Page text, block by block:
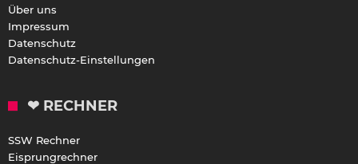
Über uns
Impressum
Datenschutz
Datenschutz-Einstellungen
❤ RECHNER
SSW Rechner
Eisprungrechner